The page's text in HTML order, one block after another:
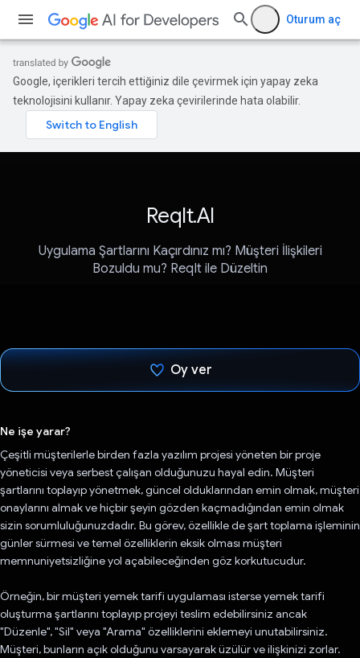
Oturum aç
Google, içerikleri tercih ettiğiniz dile çevirmek için yapay zeka
teknolojisini kullanır. Yapay zeka çevirilerinde hata olabilir.
ReqIt.AI
Uygulama Şartlarını Kaçırdınız mı? Müşteri İlişkileri
Bozuldu mu? ReqIt ile Düzeltin
Oy ver
Ne işe yarar?
Çeşitli müşterilerle birden fazla yazılım projesi yöneten bir proje
yöneticisi veya serbest çalışan olduğunuzu hayal edin. Müşteri
şartlarını toplayıp yönetmek, güncel olduklarından emin olmak, müşteri
onaylarını almak ve hiçbir şeyin gözden kaçmadığından emin olmak
sizin sorumluluğunuzdadır. Bu görev, özellikle de şart toplama işleminin
günler sürmesi ve temel özelliklerin eksik olması müşteri
memnuniyetsizliğine yol açabileceğinden göz korkutucudur.
Örneğin, bir müşteri yemek tarifi uygulaması isterse yemek tarifi
oluşturma şartlarını toplayıp projeyi teslim edebilirsiniz ancak
"Düzenle", "Sil" veya "Arama" özelliklerini eklemeyi unutabilirsiniz.
Müşteri, bunların açık olduğunu varsayarak üzülür ve ilişkinizi zorlar.